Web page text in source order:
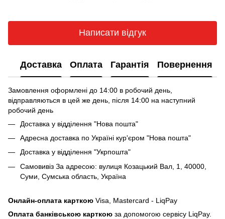
Написати відгук
Доставка Оплата Гарантія Повернення
Замовлення оформлені до 14:00 в робочий день,
відправляються в цей же день, після 14:00 на наступний
робочий день
Доставка у відділення "Нова пошта"
Адресна доставка по Україні кур'єром "Нова пошта"
Доставка у відділення "Укрпошта"
Самовивіз За адресою: вулиця Козацький Вал, 1, 40000,
Суми, Сумська область, Україна
Онлайн-оплата карткою Visa, Mastercard - LiqPay
Оплата банківською карткою за допомогою сервісу LiqPay.